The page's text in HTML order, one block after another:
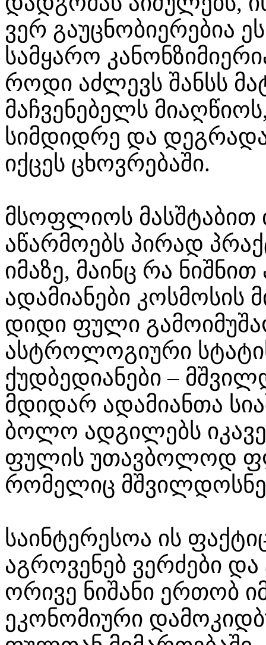
ვერ გაუცნობიერებია
სამყარო
როდი აძლევს შანსს
მაჩვენებელს
სიმდიდრე და
იქცეს ცხოვრებაში.
მსოფლიოს
აწარმოებს პირად
იმაზე, მაინც რა
ადამიანები კოსმოსის
დიდი ფული
ასტროლოგიური
ქუდბედიანები –
მდიდარ ადამიანთა
ბოლო ადგილებს
ფულის უთავბოლოდ
რომელიც
საინტერესოა ის
აგროვენებ ვერძები
ორივე ნიშანი ერთობ
ეკონომიური